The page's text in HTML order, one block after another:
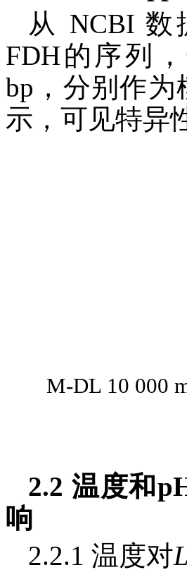
从 NCBI
FDH的序列
bp，分别作为
示，可见特异
M-DL 10 000
2.2 温度和
响
2.2.1 温度对L